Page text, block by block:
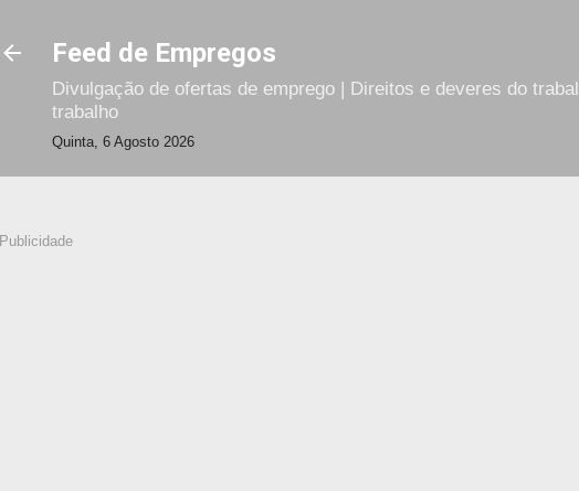
Feed de Empregos
Divulgação de ofertas de emprego | Direitos e deveres do
trabalho
Quinta, 6 Agosto 2026
Publicidade